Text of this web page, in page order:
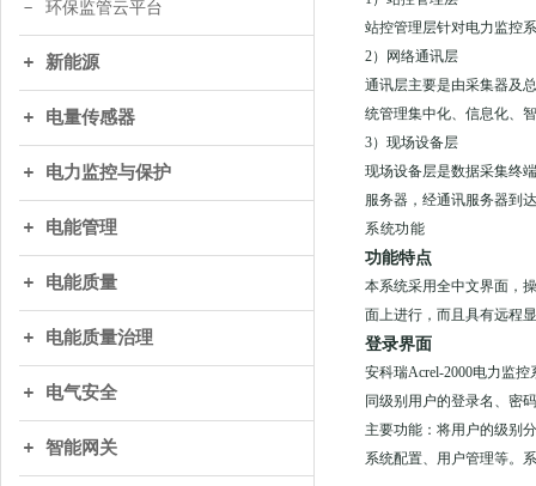
环保监管云平台
新能源
电量传感器
电力监控与保护
电能管理
电能质量
电能质量治理
电气安全
智能网关
站控管理层针对电力监控
2）网络通讯层
通讯层主要是由采集器及
统管理集中化、信息化、
3）现场设备层
现场设备层是数据采集终
服务器，经通讯服务器到
系统功能
功能特点
本系统采用全中文界面，
面上进行，而且具有远程
登录界面
安科瑞Acrel-2000电力监
同级别用户的登录名、密
主要功能：将用户的级别
系统配置、用户管理等。